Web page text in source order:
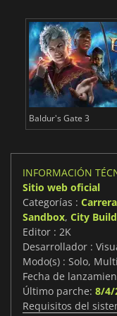
Baldur's Gate 3
INFORMACIÓN
Sitio web oficial
Categorías :
Sandbox, City
Editor : 2K
Desarrollador :
Modo(s) : Solo,
Fecha de
Último parche: 8/4/
Requisitos del